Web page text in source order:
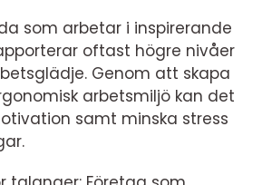
som arbetar i inspirerande
oftast högre nivåer
Genom att skapa
arbetsmiljö kan det
samt minska stress